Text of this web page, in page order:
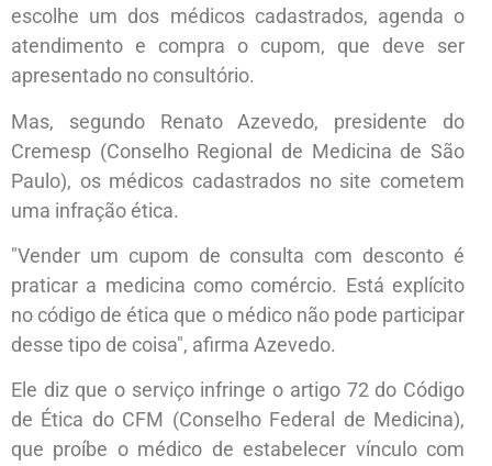
escolhe um dos médicos cadastrados, agenda o
atendimento e compra o cupom, que deve ser
apresentado no consultório.
Mas, segundo Renato Azevedo, presidente do
Cremesp (Conselho Regional de Medicina de São
Paulo), os médicos cadastrados no site cometem
uma infração ética.
"Vender um cupom de consulta com desconto é
praticar a medicina como comércio. Está explícito
no código de ética que o médico não pode participar
desse tipo de coisa", afirma Azevedo.
Ele diz que o serviço infringe o artigo 72 do Código
de Ética do CFM (Conselho Federal de Medicina),
que proíbe o médico de estabelecer vínculo com